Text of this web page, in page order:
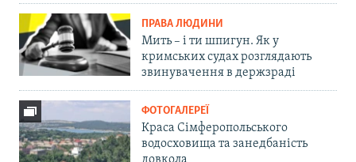
ПРАВА ЛЮДИНИ
Мить – і ти шпигун. Як у
кримських судах розглядають
звинувачення в держзраді
ФОТОГАЛЕРЕЇ
Краса Сімферопольського
водосховища та занедбаність